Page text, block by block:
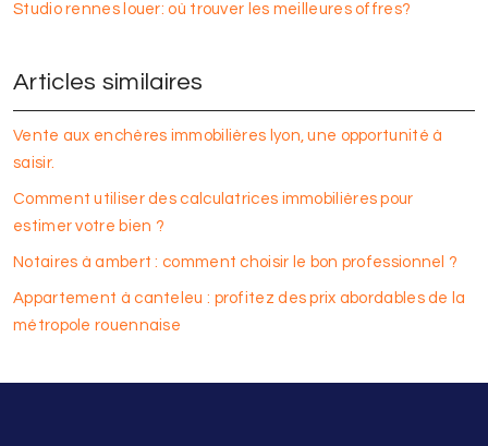
Studio rennes louer: où trouver les meilleures offres?
Articles similaires
Vente aux enchères immobilières lyon, une opportunité à
saisir.
Comment utiliser des calculatrices immobilières pour
estimer votre bien ?
Notaires à ambert : comment choisir le bon professionnel ?
Appartement à canteleu : profitez des prix abordables de la
métropole rouennaise